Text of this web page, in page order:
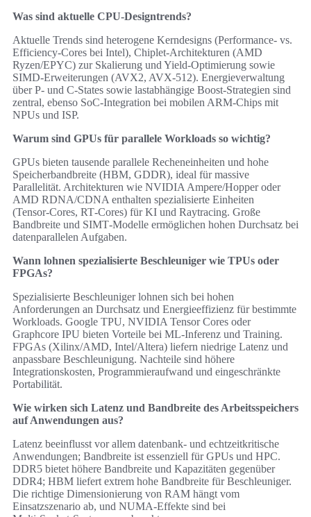
Was sind aktuelle CPU‑Designtrends?
Aktuelle Trends sind heterogene Kerndesigns (Performance‑ vs.
Efficiency‑Cores bei Intel), Chiplet‑Architekturen (AMD
Ryzen/EPYC) zur Skalierung und Yield‑Optimierung sowie
SIMD‑Erweiterungen (AVX2, AVX‑512). Energieverwaltung
über P‑ und C‑States sowie lastabhängige Boost‑Strategien sind
zentral, ebenso SoC‑Integration bei mobilen ARM‑Chips mit
NPUs und ISP.
Warum sind GPUs für parallele Workloads so wichtig?
GPUs bieten tausende parallele Recheneinheiten und hohe
Speicherbandbreite (HBM, GDDR), ideal für massive
Parallelität. Architekturen wie NVIDIA Ampere/Hopper oder
AMD RDNA/CDNA enthalten spezialisierte Einheiten
(Tensor‑Cores, RT‑Cores) für KI und Raytracing. Große
Bandbreite und SIMT‑Modelle ermöglichen hohen Durchsatz bei
datenparallelen Aufgaben.
Wann lohnen spezialisierte Beschleuniger wie TPUs oder
FPGAs?
Spezialisierte Beschleuniger lohnen sich bei hohen
Anforderungen an Durchsatz und Energieeffizienz für bestimmte
Workloads. Google TPU, NVIDIA Tensor Cores oder
Graphcore IPU bieten Vorteile bei ML-Inferenz und Training.
FPGAs (Xilinx/AMD, Intel/Altera) liefern niedrige Latenz und
anpassbare Beschleunigung. Nachteile sind höhere
Integrationskosten, Programmieraufwand und eingeschränkte
Portabilität.
Wie wirken sich Latenz und Bandbreite des Arbeitsspeichers
auf Anwendungen aus?
Latenz beeinflusst vor allem datenbank- und echtzeitkritische
Anwendungen; Bandbreite ist essenziell für GPUs und HPC.
DDR5 bietet höhere Bandbreite und Kapazitäten gegenüber
DDR4; HBM liefert extrem hohe Bandbreite für Beschleuniger.
Die richtige Dimensionierung von RAM hängt vom
Einsatzszenario ab, und NUMA‑Effekte sind bei